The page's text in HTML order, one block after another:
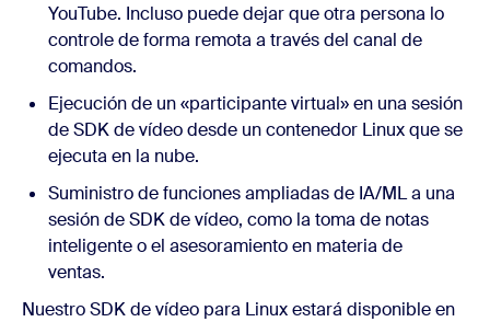
YouTube. Incluso puede dejar que otra persona lo
controle de forma remota a través del canal de
comandos.
Ejecución de un «participante virtual» en una sesión
de SDK de vídeo desde un contenedor Linux que se
ejecuta en la nube.
Suministro de funciones ampliadas de IA/ML a una
sesión de SDK de vídeo, como la toma de notas
inteligente o el asesoramiento en materia de
ventas.
Nuestro SDK de vídeo para Linux estará disponible en